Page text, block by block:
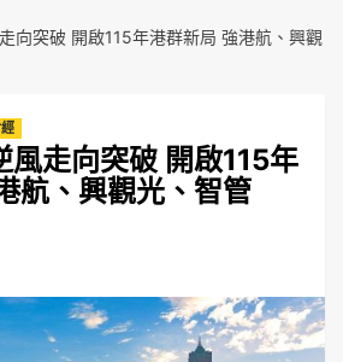
向突破 開啟115年港群新局 強港航、興觀
風走向突破 開啟115年
航、興觀光、智管